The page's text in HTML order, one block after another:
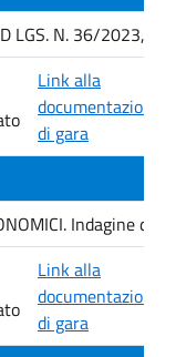
LGS. N. 36/2023,
Link alla
documentazione
di gara
Indagine
Link alla
documentazione
di gara